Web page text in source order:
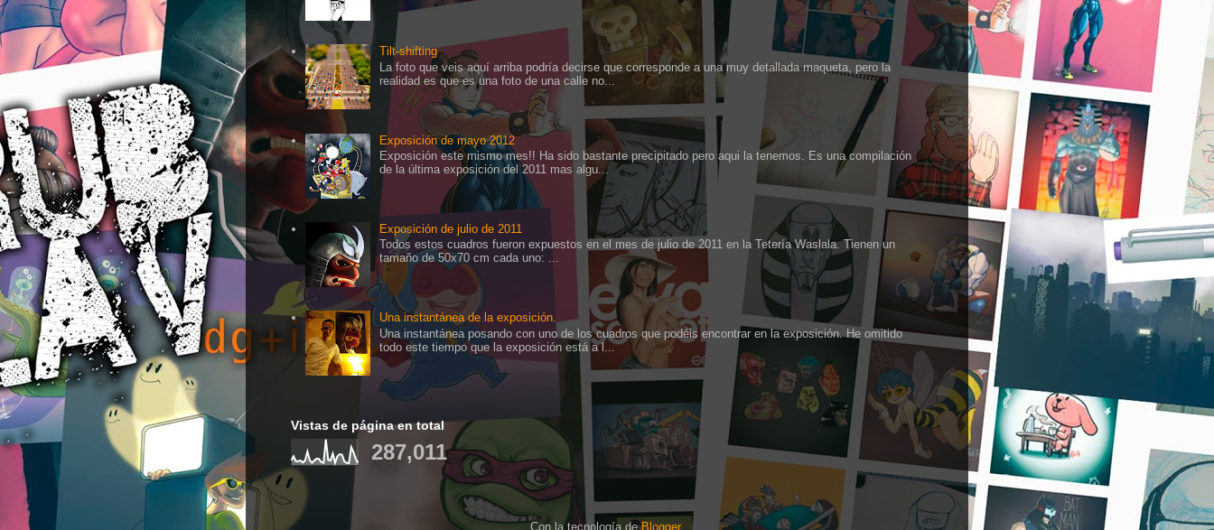
Tilt-shifting
La foto que veis aquí arriba podría decirse que corresponde a una muy detallada maqueta, pero la
realidad es que es una foto de una calle no...
Exposición de mayo 2012
Exposición este mismo mes!! Ha sido bastante precipitado pero aqui la tenemos. Es una compilación
de la última exposición del 2011 mas algu...
Exposición de julio de 2011
Todos estos cuadros fueron expuestos en el mes de julio de 2011 en la Tetería Waslala. Tienen un
tamaño de 50x70 cm cada uno: ...
Una instantánea de la exposición.
Una instantánea posando con uno de los cuadros que podéis encontrar en la exposición. He omitido
todo este tiempo que la exposición está a l...
Vistas de página en total
287,011
Con la tecnología deBlogger.